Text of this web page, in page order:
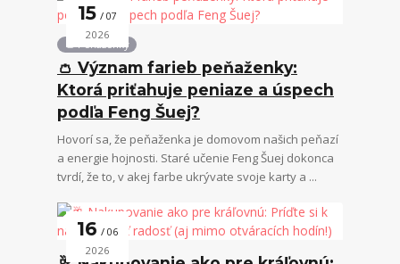
15 07
2026
👛 Peňaženky
👛 Význam farieb peňaženky:
Ktorá priťahuje peniaze a úspech
podľa Feng Šuej?
Hovorí sa, že peňaženka je domovom našich peňazí
a energie hojnosti. Staré učenie Feng Šuej dokonca
tvrdí, že to, v akej farbe ukrývate svoje karty a ...
16 06
2026